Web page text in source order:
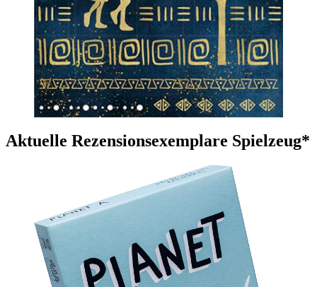
Aktuelle Rezensionsexemplare Spielzeug*